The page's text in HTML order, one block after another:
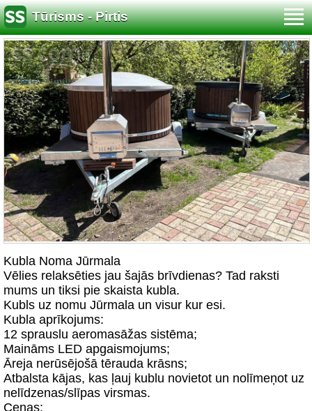
Tūrisms - Pirtis
Kubla Noma Jūrmala
Vēlies relaksēties jau šajās brīvdienas? Tad raksti
mums un tiksi pie skaista kubla.
Kubls uz nomu Jūrmala un visur kur esi.
Kubla aprīkojums:
12 sprauslu aeromasāžas sistēma;
Maināms LED apgaismojums;
Āreja nerūsējošā tērauda krāsns;
Atbalsta kājas, kas ļauj kublu novietot un nolīmeņot uz
nelīdzenas/slīpas virsmas.
Cenas: